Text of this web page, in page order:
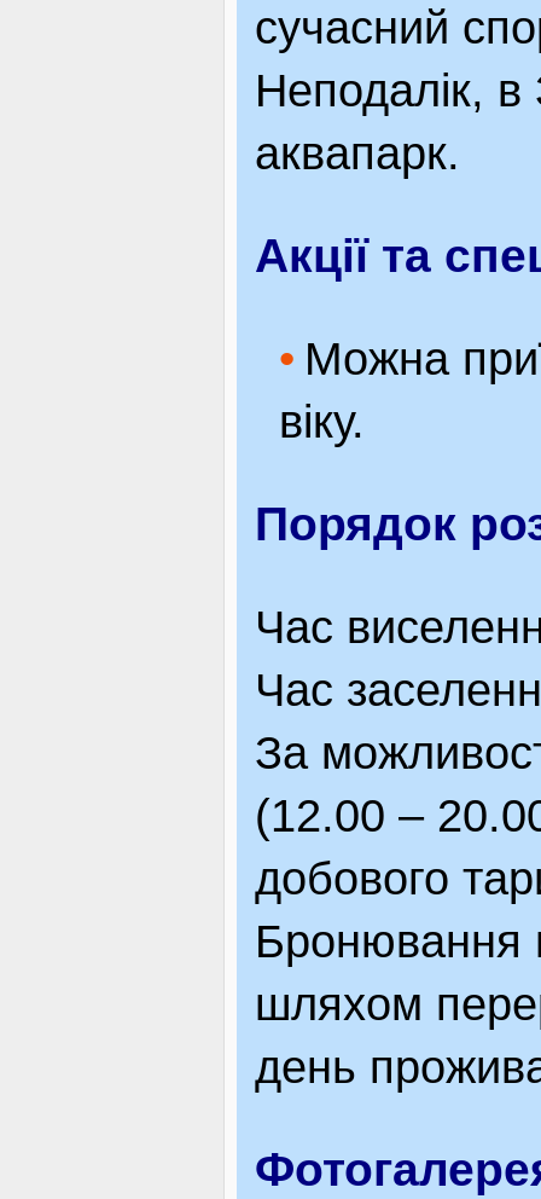
сучасний
Неподалік,
аквапарк.
Акції та
Можна
віку.
Порядок
Час
Час
За
(12.00 –
добового
Бронювання
шляхом
день